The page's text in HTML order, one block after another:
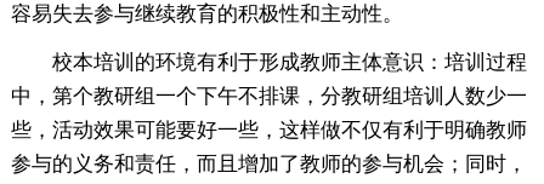
容易失去参与继续教育的积极性和主动性。
校本培训的环境有利于形成教师主体意识：培训过程
中，第个教研组一个下午不排课，分教研组培训人数少一
些，活动效果可能要好一些，这样做不仅有利于明确教师
参与的义务和责任，而且增加了教师的参与机会；同时，